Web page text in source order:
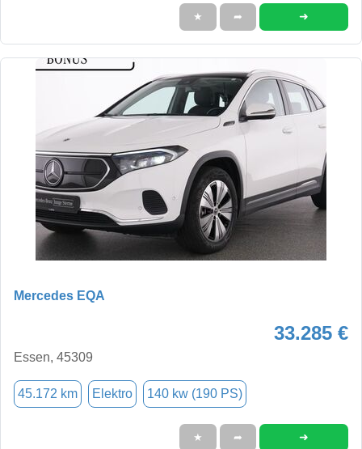
★ ➦ ➜
Mercedes EQA
33.285 €
Essen, 45309
45.172 km Elektro 140 kw (190 PS)
★ ➦ ➜